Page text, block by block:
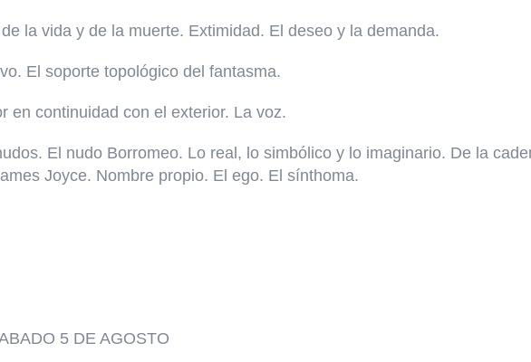
la vida y de la muerte. Extimidad. El deseo y la demanda.
El soporte topológico del fantasma.
en continuidad con el exterior. La voz.
El nudo Borromeo. Lo real, lo simbólico y lo imaginario. De la
Joyce. Nombre propio. El ego. El sínthoma.
5 DE AGOSTO